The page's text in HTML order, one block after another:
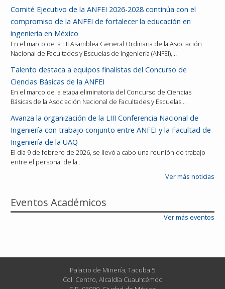
Comité Ejecutivo de la ANFEI 2026-2028 continúa con el
compromiso de la ANFEI de fortalecer la educación en
ingeniería en México
En el marco de la LII Asamblea General Ordinaria de la Asociación
Nacional de Facultades y Escuelas de Ingeniería (ANFEI),…
Talento destaca a equipos finalistas del Concurso de
Ciencias Básicas de la ANFEI
En el marco de la etapa eliminatoria del Concurso de Ciencias
Básicas de la Asociación Nacional de Facultades y Escuelas…
Avanza la organización de la LIII Conferencia Nacional de
Ingeniería con trabajo conjunto entre ANFEI y la Facultad de
Ingeniería de la UAQ
El día 9 de febrero de 2026, se llevó a cabo una reunión de trabajo
entre el personal de la…
Ver más noticias
Eventos Académicos
Ver más eventos
Palacio de Minería, Tacuba 5
Col. Centro, Alcaldía Cuauhtémoc